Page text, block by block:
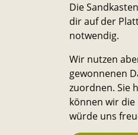
Ohne
können,
erfahre mehr
Die
dir auf der
notwendig.
Wir nutzen
gewonnenen
zuordnen. Sie
können wir
würde uns